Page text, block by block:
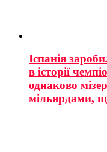
Іспанія
в історії
однаково
мільярдами,